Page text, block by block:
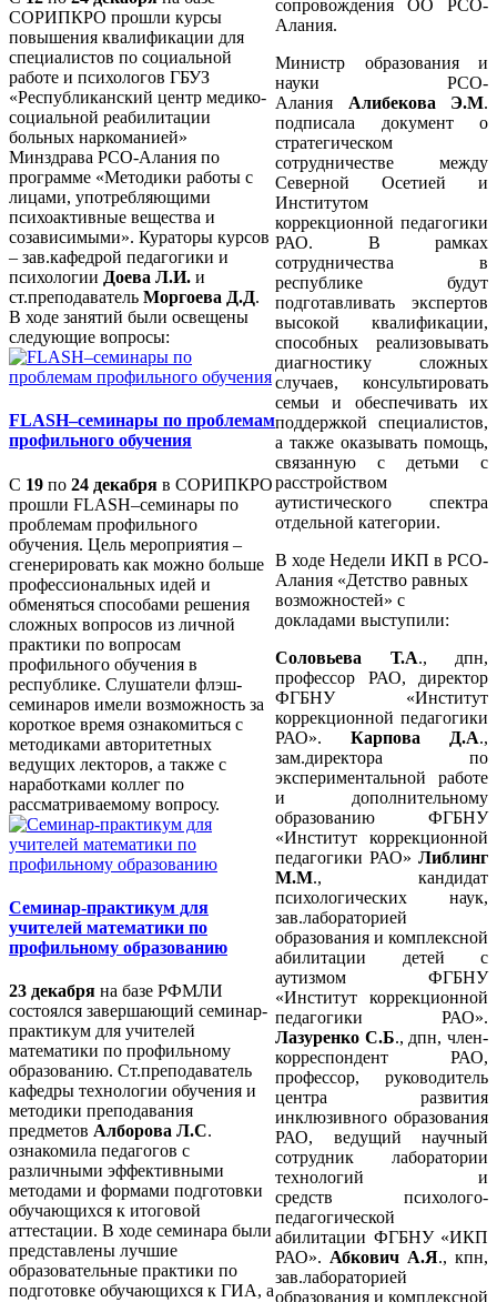
СОРИПКРО прошли курсы
повышения квалификации для
специалистов по социальной
работе и психологов ГБУЗ
«Республиканский центр медико-
социальной реабилитации
больных наркоманией»
Минздрава РСО-Алания по
программе «Методики работы с
лицами, употребляющими
психоактивные вещества и
созависимыми». Кураторы курсов
– зав.кафедрой педагогики и
психологии Доева Л.И. и
ст.преподаватель Моргоева Д.Д.
В ходе занятий были освещены
следующие вопросы:
FLASH–семинары по проблемам
профильного обучения
С 19 по 24 декабря в СОРИПКРО
прошли FLASH–семинары по
проблемам профильного
обучения. Цель мероприятия –
сгенерировать как можно больше
профессиональных идей и
обменяться способами решения
сложных вопросов из личной
практики по вопросам
профильного обучения в
республике. Слушатели флэш-
семинаров имели возможность за
короткое время ознакомиться с
методиками авторитетных
ведущих лекторов, а также с
наработками коллег по
рассматриваемому вопросу.
Семинар-практикум для
учителей математики по
профильному образованию
23 декабря на базе РФМЛИ
состоялся завершающий семинар-
практикум для учителей
математики по профильному
образованию. Ст.преподаватель
кафедры технологии обучения и
методики преподавания
предметов Алборова Л.С.
ознакомила педагогов с
различными эффективными
методами и формами подготовки
обучающихся к итоговой
аттестации. В ходе семинара были
представлены лучшие
образовательные практики по
подготовке обучающихся к ГИА, а
сопровождения ОО РСО-
Алания.
Министр образования и
науки РСО-
Алания Алибекова Э.М.
подписала документ о
стратегическом
сотрудничестве между
Северной Осетией и
Институтом
коррекционной педагогики
РАО. В рамках
сотрудничества в
республике будут
подготавливать экспертов
высокой квалификации,
способных реализовывать
диагностику сложных
случаев, консультировать
семьи и обеспечивать их
поддержкой специалистов,
а также оказывать помощь,
связанную с детьми с
расстройством
аутистического спектра
отдельной категории.
В ходе Недели ИКП в РСО-
Алания «Детство равных
возможностей» с
докладами выступили:
Соловьева Т.А., дпн,
профессор РАО, директор
ФГБНУ «Институт
коррекционной педагогики
РАО». Карпова Д.А.,
зам.директора по
экспериментальной работе
и дополнительному
образованию ФГБНУ
«Институт коррекционной
педагогики РАО» Либлинг
М.М., кандидат
психологических наук,
зав.лабораторией
образования и комплексной
абилитации детей с
аутизмом ФГБНУ
«Институт коррекционной
педагогики РАО».
Лазуренко С.Б., дпн, член-
корреспондент РАО,
профессор, руководитель
центра развития
инклюзивного образования
РАО, ведущий научный
сотрудник лаборатории
технологий и
средств психолого-
педагогической
абилитации ФГБНУ «ИКП
РАО». Абкович А.Я., кпн,
зав.лабораторией
образования и комплексной